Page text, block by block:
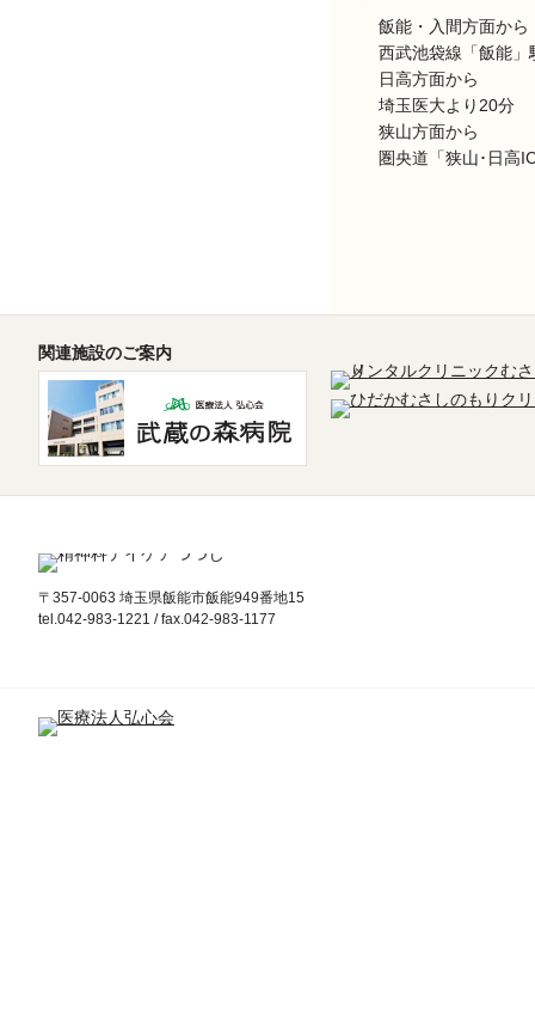
飯能・入間方面から
西武池袋線「飯能
日高方面から
埼玉医大より20分
狭山方面から
圏央道「狭山･日高
関連施設のご案内
〒357-0063 埼玉県飯能市飯能949番地15
tel.042-983-1221 / fax.042-983-1177